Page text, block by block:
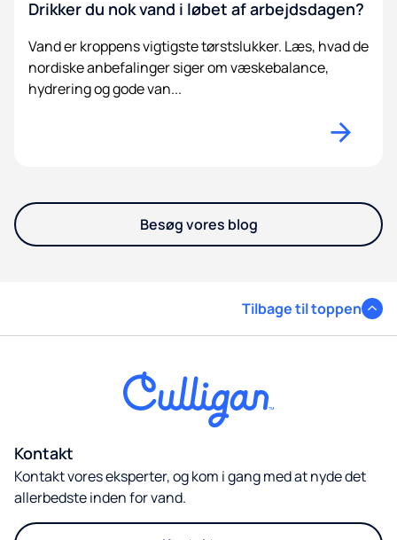
Drikker du nok vand i løbet af arbejdsdagen?
Vand er kroppens vigtigste tørstslukker. Læs, hvad de
nordiske anbefalinger siger om væskebalance,
hydrering og gode van...
Besøg vores blog
Tilbage til toppen
Kontakt
Kontakt vores eksperter, og kom i gang med at nyde det
allerbedste inden for vand.